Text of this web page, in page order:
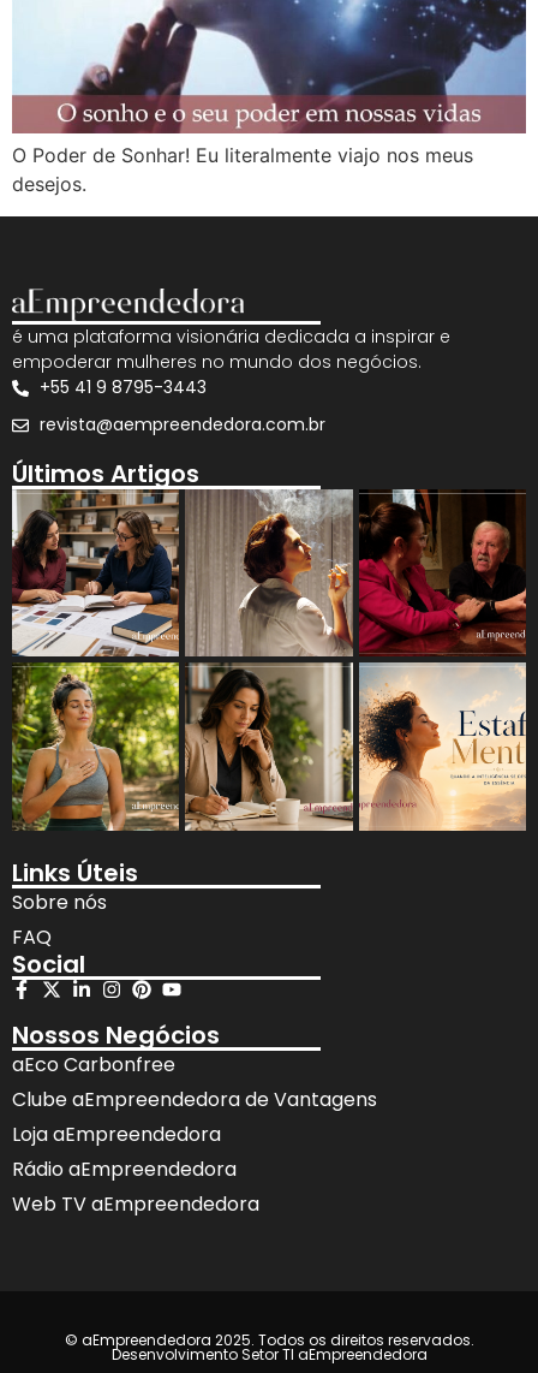
O Poder de Sonhar! Eu literalmente viajo nos meus
desejos.
é uma plataforma visionária dedicada a inspirar e
empoderar mulheres no mundo dos negócios.
+55 41 9 8795-3443
revista@aempreendedora.com.br
Últimos Artigos
Links Úteis
Sobre nós
FAQ
Social
Nossos Negócios
aEco Carbonfree
Clube aEmpreendedora de Vantagens
Loja aEmpreendedora
Rádio aEmpreendedora
Web TV aEmpreendedora
© aEmpreendedora 2025. Todos os direitos reservados.
Desenvolvimento Setor TI aEmpreendedora